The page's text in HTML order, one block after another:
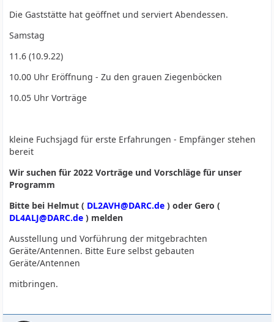
Die Gaststätte hat geöffnet und serviert Abendessen.
Samstag
11.6 (10.9.22)
10.00 Uhr Eröffnung - Zu den grauen Ziegenböcken
10.05 Uhr Vorträge
kleine Fuchsjagd für erste Erfahrungen - Empfänger stehen
bereit
Wir suchen für 2022 Vorträge und Vorschläge für unser
Programm
Bitte bei Helmut ( DL2AVH@DARC.de ) oder Gero (
DL4ALJ@DARC.de ) melden
Ausstellung und Vorführung der mitgebrachten
Geräte/Antennen. Bitte Eure selbst gebauten
Geräte/Antennen
mitbringen.